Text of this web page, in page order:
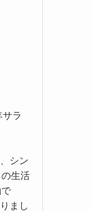
ラ
シン
生活
まし